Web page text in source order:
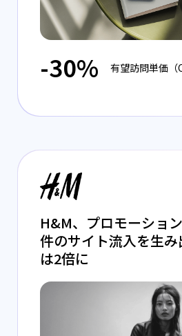
-30% 有望訪問単価（
H&M、プロモーショ
件のサイト流入を生
は2倍に